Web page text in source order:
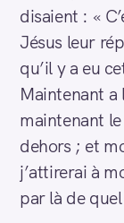
disaient : «
Jésus leur
qu’il y a eu
Maintenant a
maintenant
dehors ; et
j’attirerai à
par là de